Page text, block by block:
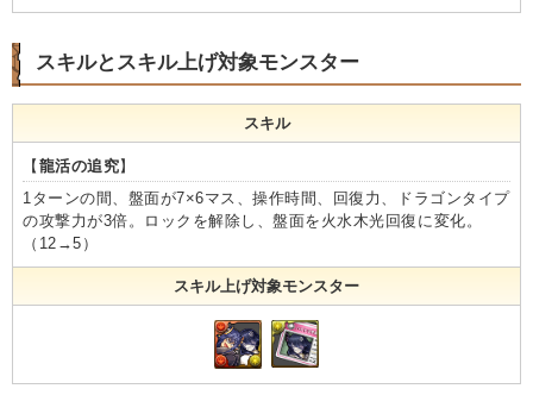
スキルとスキル上げ対象モンスター
スキル
【 龍活の追究】
1ターンの間、盤面が7×6マス、操作時間、回復力、ドラゴンタイプ
の攻撃力が3倍。ロックを解除し、盤面を火水木光回復に変化。
（12→5）
スキル上げ対象モンスター